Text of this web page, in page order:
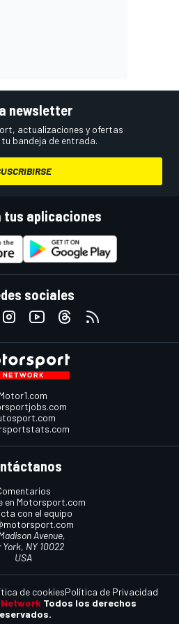
newsletter
actualizaciones y ofertas
bandeja de entrada.
tus aplicaciones
sociales
Motor1.com
en Motorsport.com
con el equipo
Avenue,
York, NY 10022
USA
Todos los derechos
de cookiesPolítica de Privacidad